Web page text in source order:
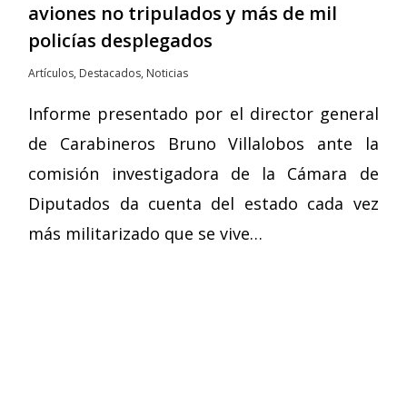
aviones no tripulados y más de mil
policías desplegados
Artículos, Destacados, Noticias
Informe presentado por el director general
de Carabineros Bruno Villalobos ante la
comisión investigadora de la Cámara de
Diputados da cuenta del estado cada vez
más militarizado que se vive…